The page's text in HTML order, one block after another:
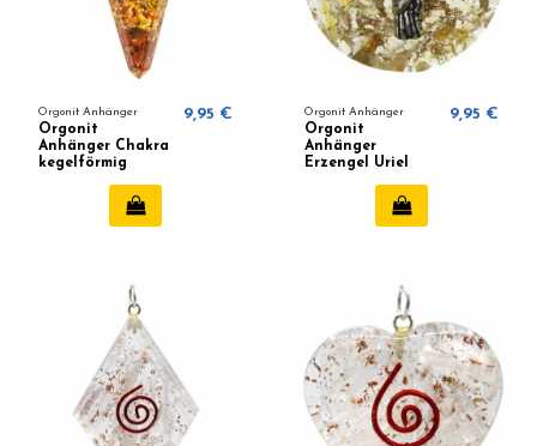
Orgonit Anhänger
Orgonit
Anhänger Chakra
kegelförmig
9,95 € Orgonit Anhänger
Orgonit
Anhänger
Erzengel Uriel
9,95 €